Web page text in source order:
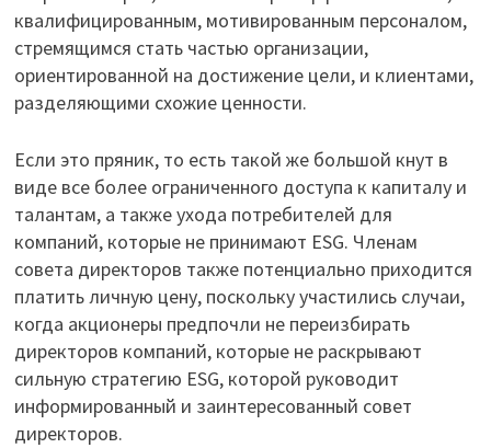
квалифицированным, мотивированным персоналом,
стремящимся стать частью организации,
ориентированной на достижение цели, и клиентами,
разделяющими схожие ценности.
Если это пряник, то есть такой же большой кнут в
виде все более ограниченного доступа к капиталу и
талантам, а также ухода потребителей для
компаний, которые не принимают ESG. Членам
совета директоров также потенциально приходится
платить личную цену, поскольку участились случаи,
когда акционеры предпочли не переизбирать
директоров компаний, которые не раскрывают
сильную стратегию ESG, которой руководит
информированный и заинтересованный совет
директоров.